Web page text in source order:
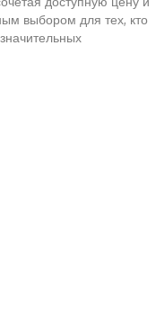
выбором для тех, кто